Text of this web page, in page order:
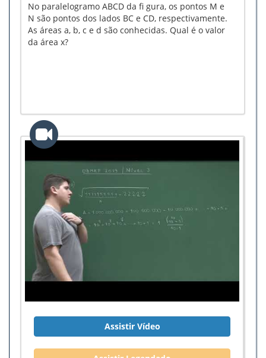
No paralelogramo ABCD da fi gura, os pontos M e
N são pontos dos lados BC e CD, respectivamente.
As áreas a, b, c e d são conhecidas. Qual é o valor
da área x?
Assistir Vídeo